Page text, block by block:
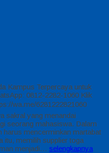
Kampus Terpercaya untuk
0812-2282-1060 Klik
wa.me/6281222821060
sakral yang menandai
seorang mahasiswa. Dalam
harus mencerminkan martabat
itu, memilih supplier toga
menjadi… selengkapnya